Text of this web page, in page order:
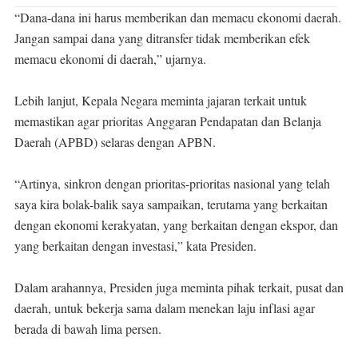
“Dana-dana ini harus memberikan dan memacu ekonomi daerah.
Jangan sampai dana yang ditransfer tidak memberikan efek
memacu ekonomi di daerah,” ujarnya.
Lebih lanjut, Kepala Negara meminta jajaran terkait untuk
memastikan agar prioritas Anggaran Pendapatan dan Belanja
Daerah (APBD) selaras dengan APBN.
“Artinya, sinkron dengan prioritas-prioritas nasional yang telah
saya kira bolak-balik saya sampaikan, terutama yang berkaitan
dengan ekonomi kerakyatan, yang berkaitan dengan ekspor, dan
yang berkaitan dengan investasi,” kata Presiden.
Dalam arahannya, Presiden juga meminta pihak terkait, pusat dan
daerah, untuk bekerja sama dalam menekan laju inflasi agar
berada di bawah lima persen.